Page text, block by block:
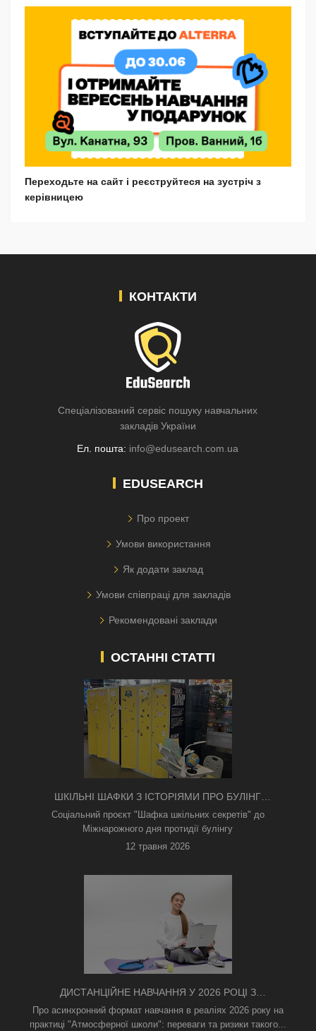
Переходьте на сайт і реєструйтеся на зустріч з
керівницею
КОНТАКТИ
Спеціалізований сервіс пошуку навчальних
закладів України
Ел. пошта: info@edusearch.com.ua
EDUSEARCH
Про проект
Умови використання
Як додати заклад
Умови співпраці для закладів
Рекомендовані заклади
ОСТАННІ СТАТТІ
ШКІЛЬНІ ШАФКИ З ІСТОРІЯМИ ПРО БУЛІНГ
З'ЯВИЛИСЯ В КИЄВІ
Соціальний проєкт "Шафка шкільних секретів" до
Міжнарожного дня протидії булінгу
12 травня 2026
ДИСТАНЦІЙНЕ НАВЧАННЯ У 2026 РОЦІ З
ТРИВОГАМИ ТА БЕЗ СВІТЛА: ЯК АСИНХРОННИЙ
ФОРМАТ РЯТУЄ ОСВІТНІЙ ПРОЦЕС
Про асинхронний формат навчання в реаліях 2026 року на
практиці "Атмосферної школи": переваги та ризики такого...